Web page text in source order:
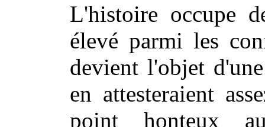
L'histoire occupe
élevé parmi les
devient l'objet
en attesteraient
point honteux